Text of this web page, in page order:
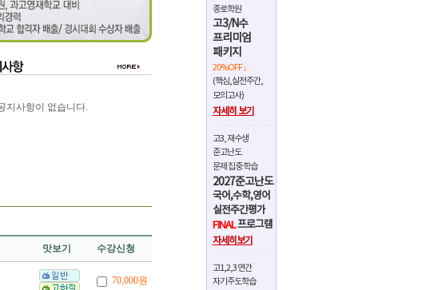
지사항이 없습니다.
맛보기 수강신청
70,000원
종로학원
고3/N수
프리미엄
패키지
20%OFF ↓
(핵심,실전주간,
모의고사)
자세히 보기
고3, 재수생
준고난도
문제 집중 학습
2027준고난도
국어,수학,영어
실전주간평가
FINAL프로그램
자세히보기
고1,2,3 연간
자기주도학습